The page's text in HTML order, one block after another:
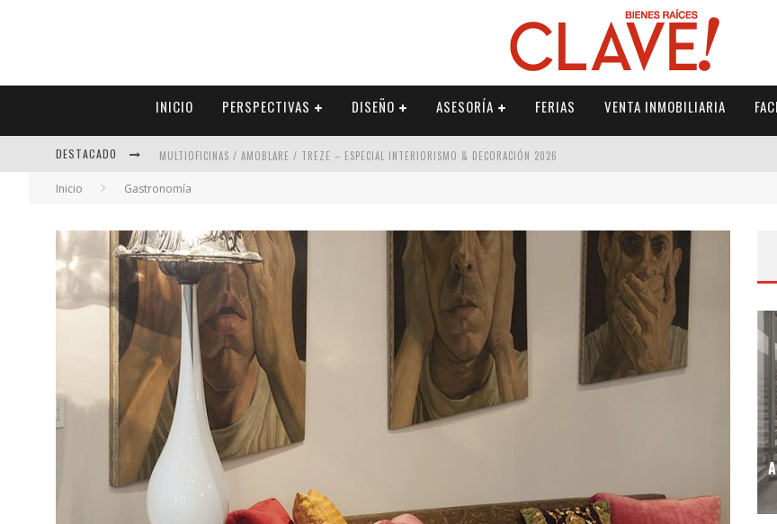
INICIO PERSPECTIVAS DISEÑO ASESORÍA FERIAS VENTA INMOBILIARIA
DESTACADO MULTIOFICINAS / AMOBLARE / TREZE – ESPECIAL INTERIORISMO & DECORACIÓN 2026
ABAD VERGARA ARQUITECTOS – ESPECIAL INTERIORISMO & DECORACIÓN 2026
COLINEAL – ESPECIAL INTERIORISMO & DECORACIÓN 2026
ADRIANA HOYOS DESIGN STUDIO – ESPECIAL INTERIORISMO & DECORACIÓN 2026
Inicio Gastronomía
INTERIORISMO & DECORACIÓN 2026